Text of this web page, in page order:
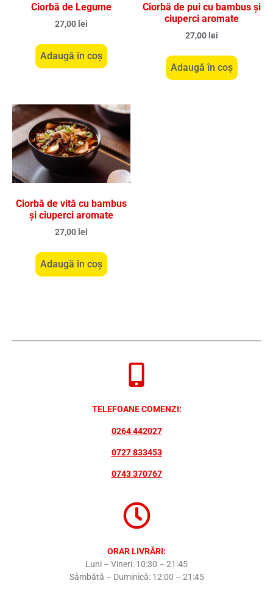
Ciorbă de Legume
27,00 lei
Adaugă în coș
Ciorbă de pui cu bambus și
ciuperci aromate
27,00 lei
Adaugă în coș
Ciorbă de vită cu bambus
și ciuperci aromate
27,00 lei
Adaugă în coș
TELEFOANE COMENZI:
0264 442027
0727 833453
0743 370767
ORAR LIVRĂRI:
Luni – Vineri: 10:30 – 21:45
Sâmbătă – Duminică: 12:00 – 21:45